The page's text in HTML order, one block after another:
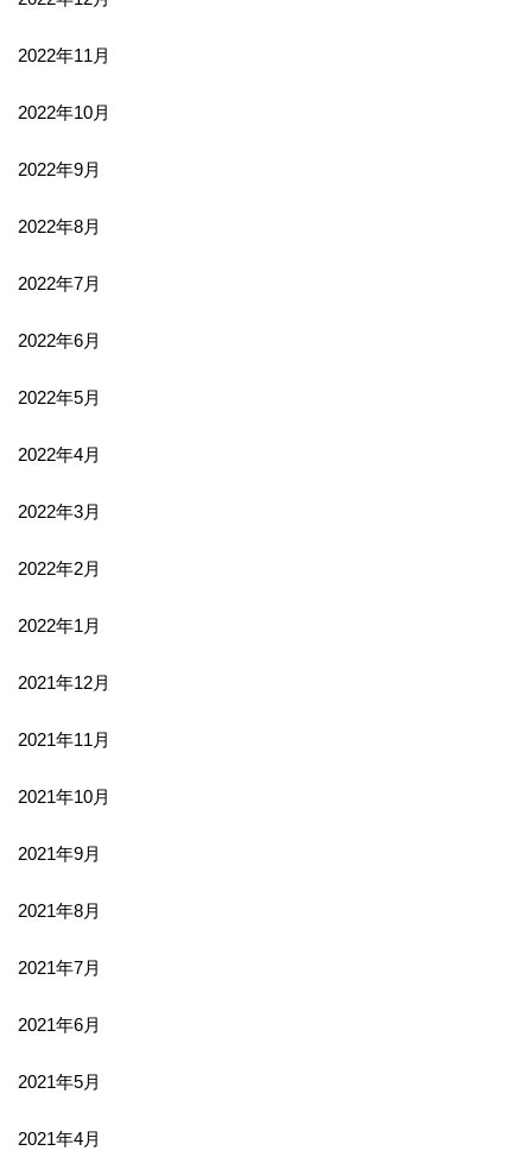
2022年11月
2022年10月
2022年9月
2022年8月
2022年7月
2022年6月
2022年5月
2022年4月
2022年3月
2022年2月
2022年1月
2021年12月
2021年11月
2021年10月
2021年9月
2021年8月
2021年7月
2021年6月
2021年5月
2021年4月